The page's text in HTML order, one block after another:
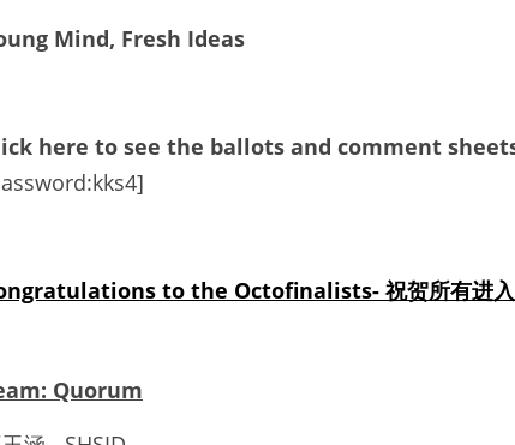
Mind, Fresh Ideas
here to see the ballots and comment
to the Octofinalists- 祝贺所有进
Quorum